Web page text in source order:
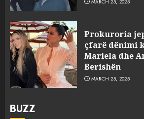
MARCH 25, 2025
Prokuroria
çfarë dënimi
Mariela dhe
Berishën
MARCH 25, 2025
BUZZ